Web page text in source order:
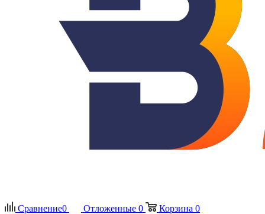
Сравнение0 Отложенные 0 Корзина 0